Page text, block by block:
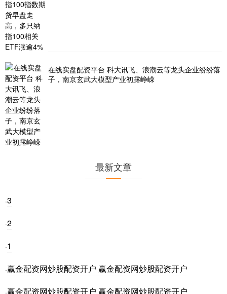
在线实盘配资平台 科大讯飞、浪潮云等龙头企业纷纷落
子，南京玄武大模型产业初露峥嵘
最新文章
·3
·2
·1
·赢金配资网炒股配资开户 赢金配资网炒股配资开户
·赢金配资网炒股配资开户 赢金配资网炒股配资开户